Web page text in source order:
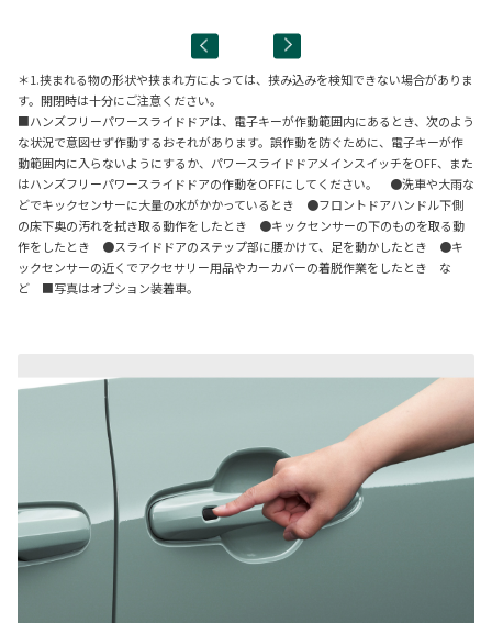
＊1.挟まれる物の形状や挟まれ方によっては、挟み込みを検知できない場合がありま
す。開閉時は十分にご注意ください。
■ハンズフリーパワースライドドアは、電子キーが作動範囲内にあるとき、次のよう
な状況で意図せず作動するおそれがあります。誤作動を防ぐために、電子キーが作
動範囲内に入らないようにするか、パワースライドドアメインスイッチをOFF、また
はハンズフリーパワースライドドアの作動をOFFにしてください。 ●洗車や大雨な
どでキックセンサーに大量の水がかかっているとき ●フロントドアハンドル下側
の床下奥の汚れを拭き取る動作をしたとき ●キックセンサーの下のものを取る動
作をしたとき ●スライドドアのステップ部に腰かけて、足を動かしたとき ●キ
ックセンサーの近くでアクセサリー用品やカーカバーの着脱作業をしたとき な
ど ■写真はオプション装着車。